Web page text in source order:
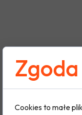
Cookies to małe